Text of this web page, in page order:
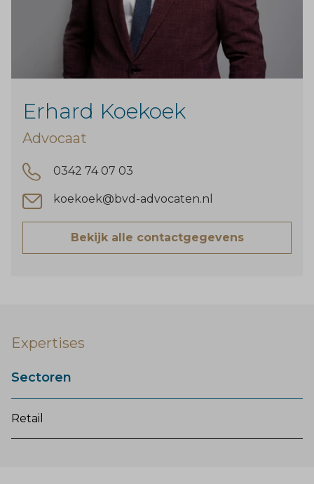
Erhard Koekoek
Advocaat
0342 74 07 03
koekoek@bvd-advocaten.nl
Bekijk alle contactgegevens
Expertises
Sectoren
Retail